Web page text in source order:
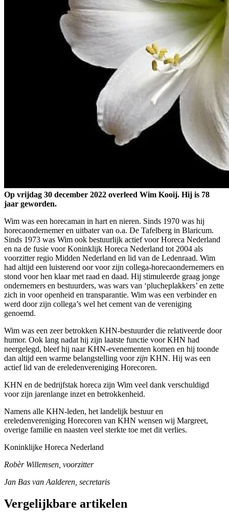
Op vrijdag 30 december 2022 overleed Wim Kooij. Hij is 78
jaar geworden.
Wim was een horecaman in hart en nieren. Sinds 1970 was hij
horecaondernemer en uitbater van o.a. De Tafelberg in Blaricum.
Sinds 1973 was Wim ook bestuurlijk actief voor Horeca Nederland
en na de fusie voor Koninklijk Horeca Nederland tot 2004 als
voorzitter regio Midden Nederland en lid van de Ledenraad. Wim
had altijd een luisterend oor voor zijn collega-horecaondernemers en
stond voor hen klaar met raad en daad. Hij stimuleerde graag jonge
ondernemers en bestuurders, was wars van ‘plucheplakkers’ en zette
zich in voor openheid en transparantie. Wim was een verbinder en
werd door zijn collega’s wel het cement van de vereniging
genoemd.
Wim was een zeer betrokken KHN-bestuurder die relativeerde door
humor. Ook lang nadat hij zijn laatste functie voor KHN had
neergelegd, bleef hij naar KHN-evenementen komen en hij toonde
dan altijd een warme belangstelling voorzijn KHN. Hij was een
actief lid van de ereledenvereniging Horecoren.
KHN en de bedrijfstak horeca zijn Wim veel dank verschuldigd
voor zijn jarenlange inzet en betrokkenheid.
Namens alle KHN-leden, het landelijk bestuur en
ereledenvereniging Horecoren van KHN wensen wij Margreet,
overige familie en naasten veel sterkte toe met dit verlies.
Koninklijke Horeca Nederland
Robèr Willemsen, voorzitter
Jan Bas van Aalderen, secretaris
Vergelijkbare artikelen